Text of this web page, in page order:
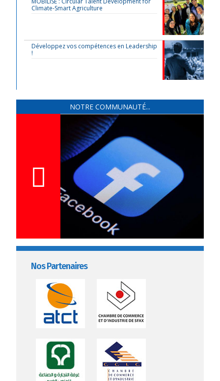
Climate-Smart Agriculture
Développez vos compétences en Leadership
!
NOTRE COMMUNAUTÉ...
Nos Partenaires